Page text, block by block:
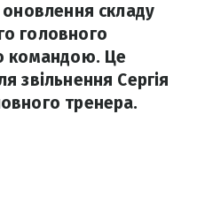
оновлення складу
головного
командою. Це
звільнення Сергія
тренера.